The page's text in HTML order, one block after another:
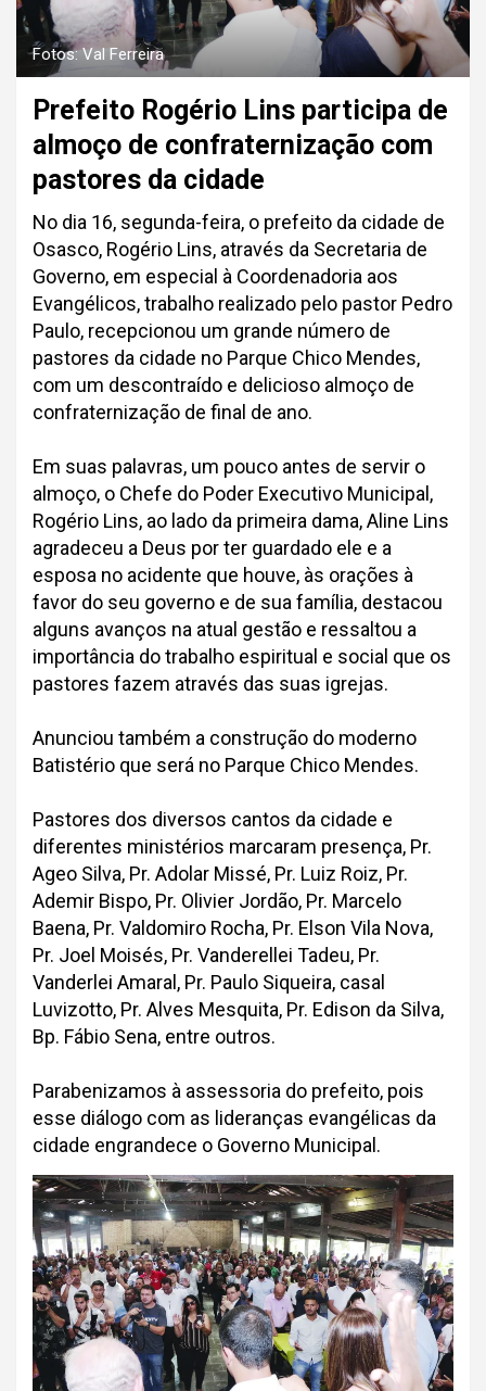
Fotos: Val Ferreira
Prefeito Rogério Lins participa de
almoço de confraternização com
pastores da cidade
No dia 16, segunda-feira, o prefeito da cidade de
Osasco, Rogério Lins, através da Secretaria de
Governo, em especial à Coordenadoria aos
Evangélicos, trabalho realizado pelo pastor Pedro
Paulo, recepcionou um grande número de
pastores da cidade no Parque Chico Mendes,
com um descontraído e delicioso almoço de
confraternização de final de ano.
Em suas palavras, um pouco antes de servir o
almoço, o Chefe do Poder Executivo Municipal,
Rogério Lins, ao lado da primeira dama, Aline Lins
agradeceu a Deus por ter guardado ele e a
esposa no acidente que houve, às orações à
favor do seu governo e de sua família, destacou
alguns avanços na atual gestão e ressaltou a
importância do trabalho espiritual e social que os
pastores fazem através das suas igrejas.
Anunciou também a construção do moderno
Batistério que será no Parque Chico Mendes.
Pastores dos diversos cantos da cidade e
diferentes ministérios marcaram presença, Pr.
Ageo Silva, Pr. Adolar Missé, Pr. Luiz Roiz, Pr.
Ademir Bispo, Pr. Olivier Jordão, Pr. Marcelo
Baena, Pr. Valdomiro Rocha, Pr. Elson Vila Nova,
Pr. Joel Moisés, Pr. Vanderellei Tadeu, Pr.
Vanderlei Amaral, Pr. Paulo Siqueira, casal
Luvizotto, Pr. Alves Mesquita, Pr. Edison da Silva,
Bp. Fábio Sena, entre outros.
Parabenizamos à assessoria do prefeito, pois
esse diálogo com as lideranças evangélicas da
cidade engrandece o Governo Municipal.